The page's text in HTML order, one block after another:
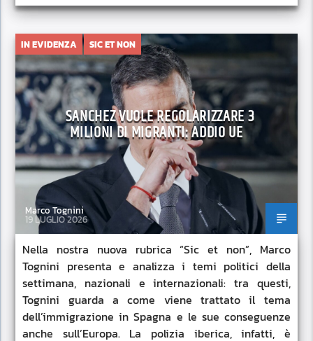
IN EVIDENZA SIC ET NON
SANCHEZ VUOLE REGOLARIZZARE 3
MILIONI DI MIGRANTI: ADDIO UE
Marco Tognini
19 LUGLIO 2026
Nella nostra nuova rubrica “Sic et non”, Marco
Tognini presenta e analizza i temi politici della
settimana, nazionali e internazionali: tra questi,
Tognini guarda a come viene trattato il tema
dell’immigrazione in Spagna e le sue conseguenze
anche sull’Europa. La polizia iberica, infatti, è